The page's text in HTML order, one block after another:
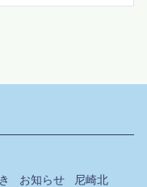
お知らせ
尼崎北